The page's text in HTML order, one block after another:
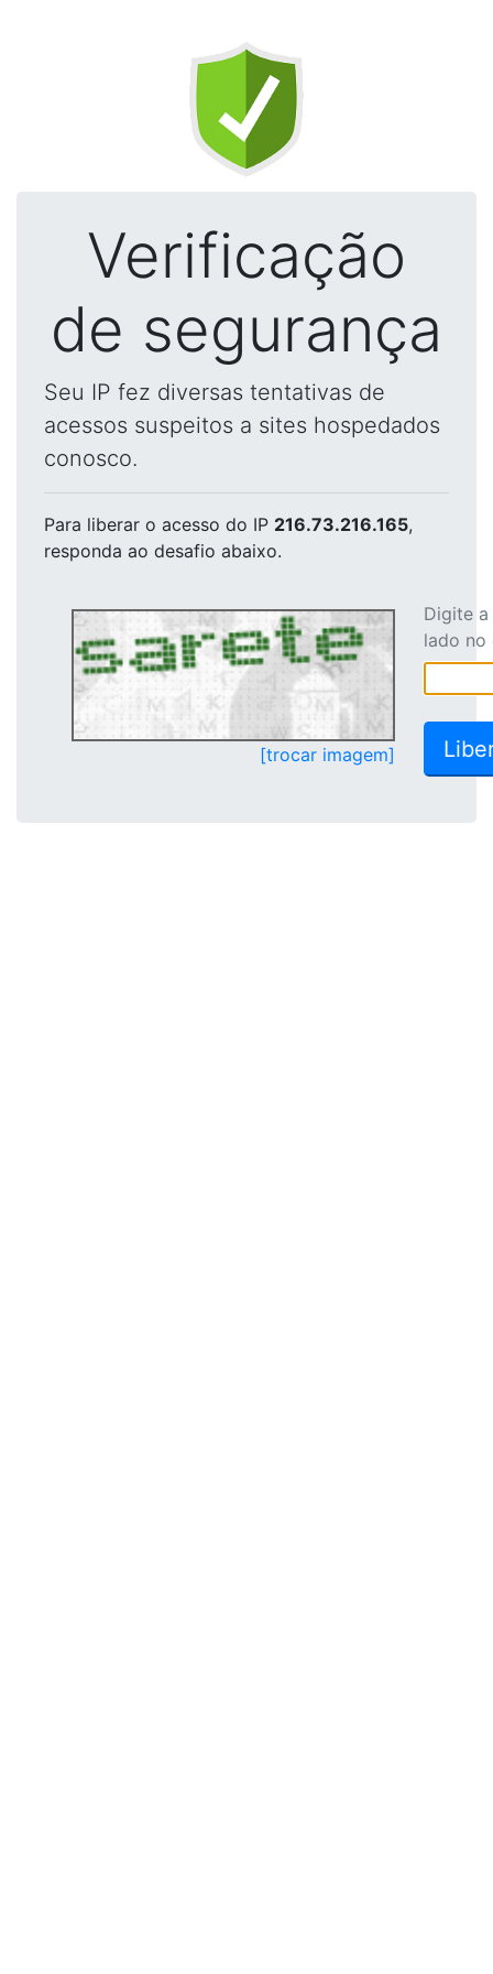
Verificação
de segurança
Seu IP fez diversas tentativas de
acessos suspeitos a sites hospedados
conosco.
Para liberar o acesso do IP 216.73.216.165,
responda ao desafio abaixo.
[trocar imagem]
Digite
lado no